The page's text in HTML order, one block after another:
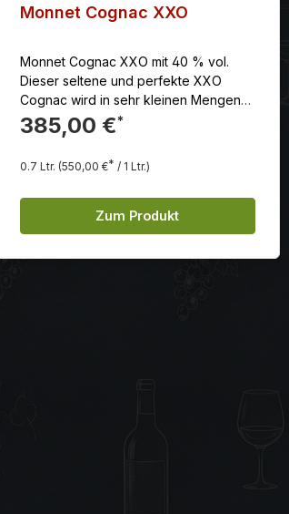
Wert ein oder
Monnet Cognac XXO
Monnet Cognac XXO mit 40 % vol.
Dieser seltene und perfekte XXO
Cognac wird in sehr kleinen Mengen
hergestellt und ist die Verkörperung
von Monnets Know-how, mit perfekter
Rundheit kombiniert mit blendender
Feinheit.
385,00 €*
0.7 Ltr. (550,00 €* / 1 Ltr.)
Zum Produkt